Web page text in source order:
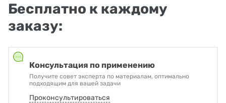
Бесплатно к каждому
заказу:
Консультация по применению
Получите совет эксперта по материалам, оптимально
подходящим для вашей задачи
Проконсультироваться